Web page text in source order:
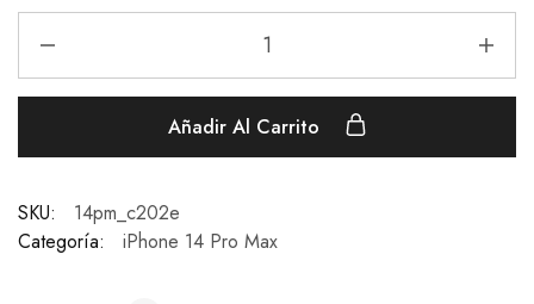
Añadir Al Carrito
SKU:
14pm_c202e
Categoría:
iPhone 14 Pro Max